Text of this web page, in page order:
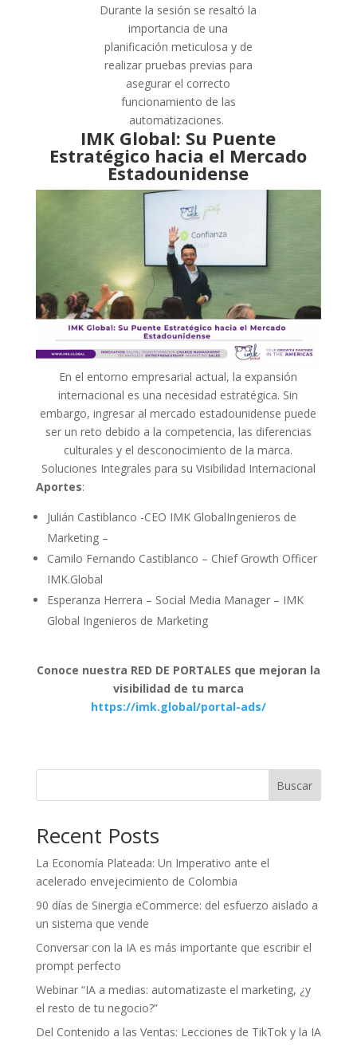
Durante la sesión se resaltó la
importancia de una
planificación meticulosa y de
realizar pruebas previas para
asegurar el correcto
funcionamiento de las
automatizaciones.
IMK Global: Su Puente
Estratégico hacia el Mercado
Estadounidense
En el entorno empresarial actual, la expansión
internacional es una necesidad estratégica. Sin
embargo, ingresar al mercado estadounidense puede
ser un reto debido a la competencia, las diferencias
culturales y el desconocimiento de la marca.
Soluciones Integrales para su Visibilidad Internacional
Aportes:
Julián Castiblanco -CEO IMK GlobalIngenieros de
Marketing –
Camilo Fernando Castiblanco – Chief Growth Officer
IMK.Global
Esperanza Herrera – Social Media Manager – IMK
Global Ingenieros de Marketing
Conoce nuestra RED DE PORTALES que mejoran la
visibilidad de tu marca
https://imk.global/portal-ads/
Buscar
Recent Posts
La Economía Plateada: Un Imperativo ante el
acelerado envejecimiento de Colombia
90 días de Sinergia eCommerce: del esfuerzo aislado a
un sistema que vende
Conversar con la IA es más importante que escribir el
prompt perfecto
Webinar “IA a medias: automatizaste el marketing, ¿y
el resto de tu negocio?”
Del Contenido a las Ventas: Lecciones de TikTok y la IA